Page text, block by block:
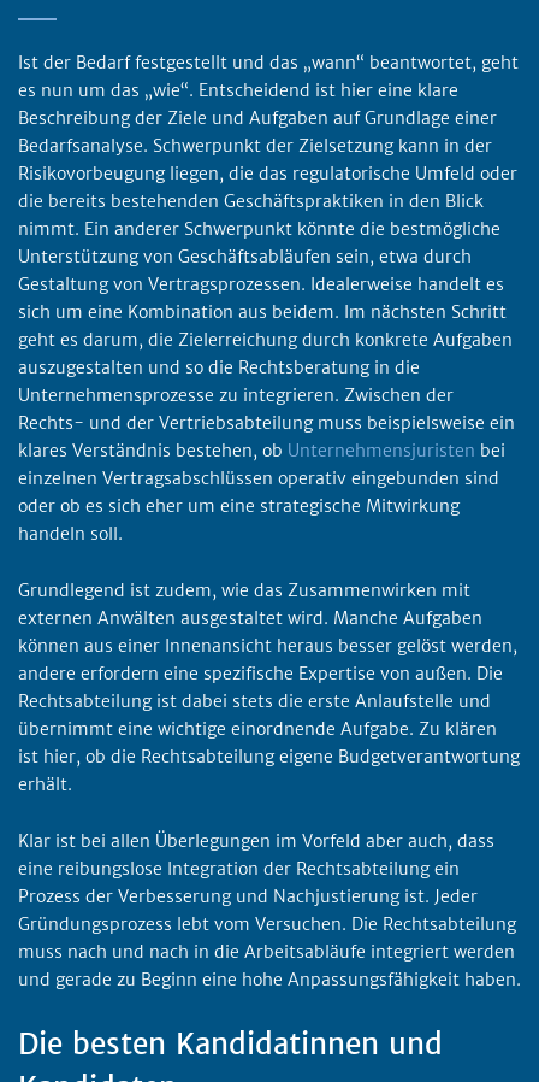
Ist der Bedarf festgestellt und das „wann“ beantwortet, geht
es nun um das „wie“. Entscheidend ist hier eine klare
Beschreibung der Ziele und Aufgaben auf Grundlage einer
Bedarfsanalyse. Schwerpunkt der Zielsetzung kann in der
Risikovorbeugung liegen, die das regulatorische Umfeld oder
die bereits bestehenden Geschäftspraktiken in den Blick
nimmt. Ein anderer Schwerpunkt könnte die bestmögliche
Unterstützung von Geschäftsabläufen sein, etwa durch
Gestaltung von Vertragsprozessen. Idealerweise handelt es
sich um eine Kombination aus beidem. Im nächsten Schritt
geht es darum, die Zielerreichung durch konkrete Aufgaben
auszugestalten und so die Rechtsberatung in die
Unternehmensprozesse zu integrieren. Zwischen der
Rechts- und der Vertriebsabteilung muss beispielsweise ein
klares Verständnis bestehen, ob Unternehmensjuristen bei
einzelnen Vertragsabschlüssen operativ eingebunden sind
oder ob es sich eher um eine strategische Mitwirkung
handeln soll.
Grundlegend ist zudem, wie das Zusammenwirken mit
externen Anwälten ausgestaltet wird. Manche Aufgaben
können aus einer Innenansicht heraus besser gelöst werden,
andere erfordern eine spezifische Expertise von außen. Die
Rechtsabteilung ist dabei stets die erste Anlaufstelle und
übernimmt eine wichtige einordnende Aufgabe. Zu klären
ist hier, ob die Rechtsabteilung eigene Budgetverantwortung
erhält.
Klar ist bei allen Überlegungen im Vorfeld aber auch, dass
eine reibungslose Integration der Rechtsabteilung ein
Prozess der Verbesserung und Nachjustierung ist. Jeder
Gründungsprozess lebt vom Versuchen. Die Rechtsabteilung
muss nach und nach in die Arbeitsabläufe integriert werden
und gerade zu Beginn eine hohe Anpassungsfähigkeit haben.
Die besten Kandidatinnen und